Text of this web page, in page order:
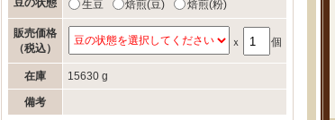
豆の状態 生豆 焙煎(豆) 焙煎(粉)
販売価格
（税込）
ｘ 個
在庫 15630 g
備考